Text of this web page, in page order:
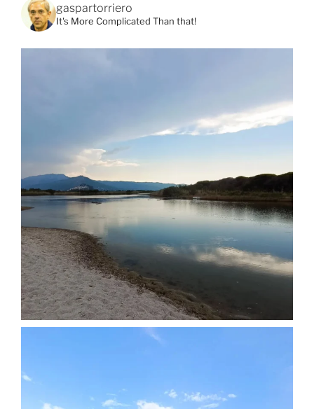
gaspartorriero
It's More Complicated Than that!